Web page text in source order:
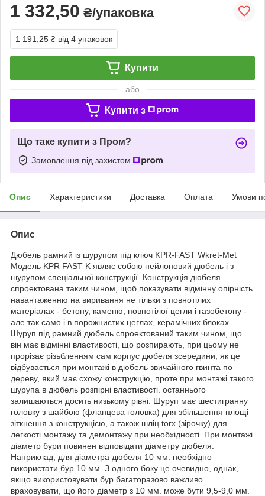
1 332,50 ₴/упаковка
1 191,25 ₴ від 4 упаковок
Купити
або
Купити з
Що таке купити з Пром?
Замовлення під захистом
Опис Характеристики Доставка Оплата Умови
Опис
Дюбель рамний із шурупом під ключ KPR-FAST Wkret-Met
Модель KPR FAST K являє собою нейлоновий дюбель і з
шурупом спеціальної конструкції. Конструкція дюбеля
спроектована таким чином, щоб показувати відмінну опірність
навантаженню на виривання не тільки з повнотілих
матеріалах - бетону, каменю, повнотілої цегли і газобетону -
але так само і в порожнистих цеглах, керамічних блоках.
Шуруп під рамний дюбель спроектований таким чином, що
він має відмінні властивості, що розпирають, при цьому не
прорізає різьбленням сам корпус дюбеля зсередини, як це
відбувається при монтажі в дюбель звичайного гвинта по
дереву, який має схожу конструкцію, проте при монтажі такого
шурупа в дюбель розпірні властивості. останнього
залишаються досить низькому рівні. Шуруп має шестигранну
головку з шайбою (фланцева головка) для збільшення площі
зіткнення з конструкцією, а також шліц torx (зірочку) для
легкості монтажу та демонтажу при необхідності. При монтажі
діаметр бури повинен відповідати діаметру дюбеля.
Наприклад, для діаметра дюбеля 10 мм. необхідно
використати бур 10 мм. З одного боку це очевидно, однак,
якщо використовувати бур багаторазово важливо
враховувати, що його діаметр з 10 мм. може бути 9,5-9,0 мм.